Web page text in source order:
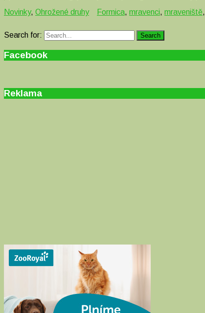
Novinky, Ohrožené druhy Formica, mravenci, mraveniště,
Search for: Search
Facebook
Reklama